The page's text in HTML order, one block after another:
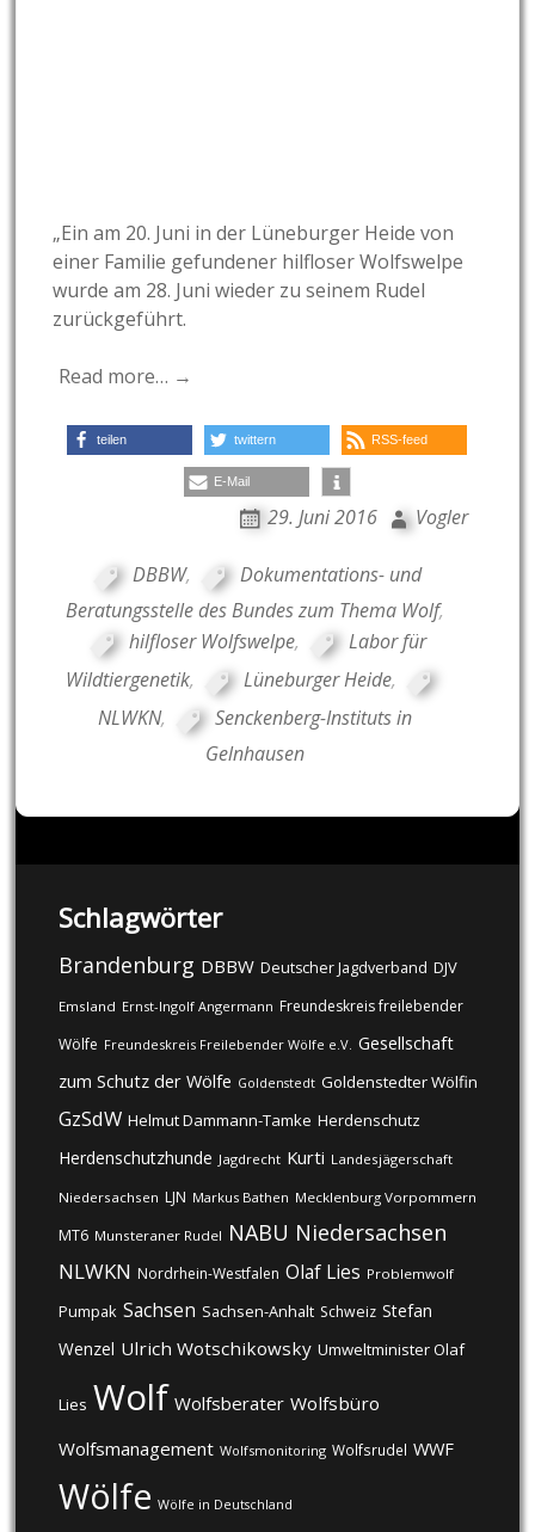
„Ein am 20. Juni in der Lüneburger Heide von
einer Familie gefundener hilfloser Wolfswelpe
wurde am 28. Juni wieder zu seinem Rudel
zurückgeführt.
Read more… →
teilen twittern RSS-feed
E-Mail
29. Juni 2016 Vogler
DBBW,
Dokumentations- und
Beratungsstelle des Bundes zum Thema Wolf,
hilfloser Wolfswelpe,
Labor für
Wildtiergenetik, Lüneburger Heide,
NLWKN,
Senckenberg-Instituts in
Gelnhausen
Schlagwörter
Brandenburg DBBW Deutscher Jagdverband DJV
Emsland Ernst-Ingolf Angermann Freundeskreis freilebender
Wölfe Freundeskreis Freilebender Wölfe e.V. Gesellschaft
zum Schutz der Wölfe Goldenstedt Goldenstedter Wölfin
GzSdW Helmut Dammann-Tamke Herdenschutz
Herdenschutzhunde Jagdrecht Kurti Landesjägerschaft
Niedersachsen LJN Markus Bathen Mecklenburg Vorpommern
MT6 Munsteraner Rudel NABU Niedersachsen
NLWKN Nordrhein-Westfalen Olaf Lies Problemwolf
Pumpak Sachsen Sachsen-Anhalt Schweiz Stefan
Wenzel Ulrich Wotschikowsky Umweltminister Olaf
Lies Wolf Wolfsberater Wolfsbüro
Wolfsmanagement Wolfsmonitoring Wolfsrudel WWF
Wölfe Wölfe in Deutschland